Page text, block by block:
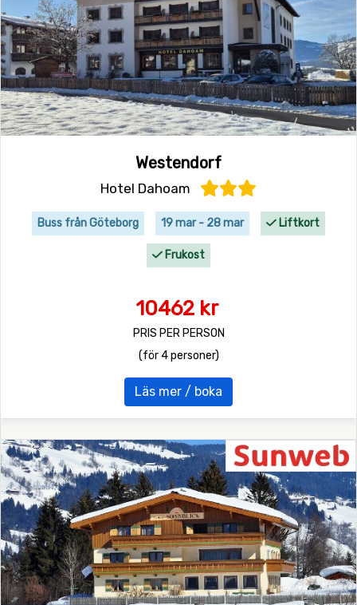
Westendorf
Hotel Dahoam
Buss från Göteborg 19 mar - 28 mar Liftkort
Frukost
10462 kr
PRIS PER PERSON
(för 4 personer)
Läs mer / boka